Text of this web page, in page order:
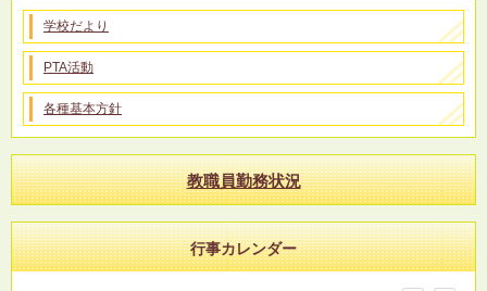
学校だより
PTA活動
各種基本方針
教職員勤務状況
行事カレンダー